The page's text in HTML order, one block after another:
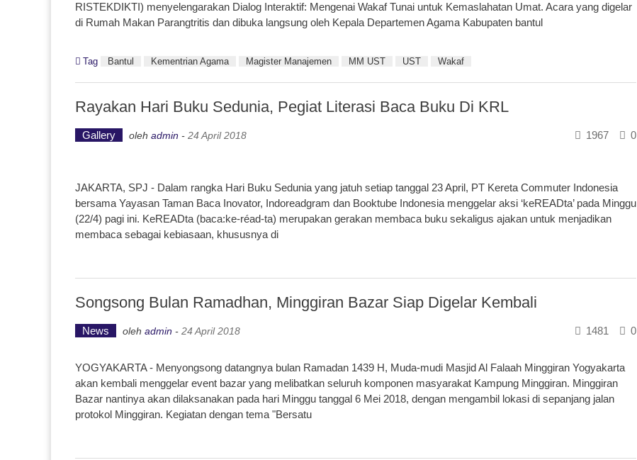
RISTEKDIKTI) menyelengarakan Dialog Interaktif: Mengenai Wakaf Tunai untuk Kemaslahatan Umat. Acara yang digelar
di Rumah Makan Parangtritis dan dibuka langsung oleh Kepala Departemen Agama Kabupaten bantul
Tag Bantul Kementrian Agama Magister Manajemen MM UST UST Wakaf
Rayakan Hari Buku Sedunia, Pegiat Literasi Baca Buku Di KRL
Gallery oleh admin - 24 April 2018 0
1967
JAKARTA, SPJ - Dalam rangka Hari Buku Sedunia yang jatuh setiap tanggal 23 April, PT Kereta Commuter Indonesia
bersama Yayasan Taman Baca Inovator, Indoreadgram dan Booktube Indonesia menggelar aksi ‘keREADta’ pada Minggu
(22/4) pagi ini. KeREADta (baca:ke-réad-ta) merupakan gerakan membaca buku sekaligus ajakan untuk menjadikan
membaca sebagai kebiasaan, khususnya di
Songsong Bulan Ramadhan, Minggiran Bazar Siap Digelar Kembali
News oleh admin - 24 April 2018 0
1481
YOGYAKARTA - Menyongsong datangnya bulan Ramadan 1439 H, Muda-mudi Masjid Al Falaah Minggiran Yogyakarta
akan kembali menggelar event bazar yang melibatkan seluruh komponen masyarakat Kampung Minggiran. Minggiran
Bazar nantinya akan dilaksanakan pada hari Minggu tanggal 6 Mei 2018, dengan mengambil lokasi di sepanjang jalan
protokol Minggiran. Kegiatan dengan tema "Bersatu